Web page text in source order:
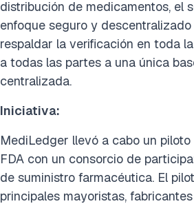
distribución de medicamentos, el
enfoque seguro y
respaldar la verificación en toda
a todas las partes a una única
centralizada.
Iniciativa:
MediLedger llevó a cabo un
FDA con un consorcio de
de suministro farmacéutica. El
principales mayoristas,